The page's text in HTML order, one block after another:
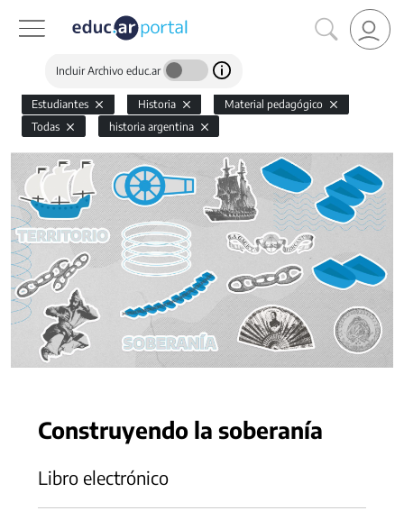
Incluir Archivo educ.ar
Estudiantes Historia
Material pedagógico
Todas
historia argentina
Construyendo la soberanía
Libro electrónico